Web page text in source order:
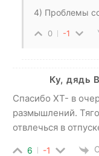
4) Проблемы
0 -1
Ку, дядь
Спасибо ХТ- в
размышлений.
отвлечься в
6 -1